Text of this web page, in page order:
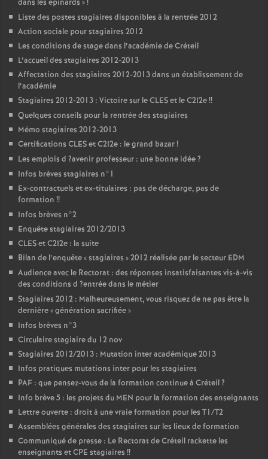
dans les épinards »!
Liste des postes stagiaires disponibles à la rentrée 2012
Action sociale pour stagiaires 2012
Les conditions de stage dans l’académie de Créteil
L’accueil des stagiaires 2012-2013
Affectation des stagiaires 2012-2013 dans un établissement de
l’académie
Stagiaires 2012-2013 : Victoire sur leCLESet le C2I2e!!
Quelques conseils pour la rentrée des stagiaires
Mémo stagiaires 2012-2013
Certifications CLESet C2I2e : le grand bazar!
Les emplois d ?avenir professeur : une bonne idée?
Infos brèves stagiaires n°1
Ex-contractuels et ex-titulaires : pas de décharge, pas de
formation !!
Infos brèves n°2
Enquête stagiaires 2012/2013
CLESet C2I2e : la suite
Bilan de l’enquête «stagiaires » 2012 réalisée par le secteur EDM
Audience avec le Rectorat : des réponses insatisfaisantes vis-à-vis
des conditions d ?entrée dans le métier
Stagiaires 2012 : Malheureusement, vous risquez de ne pas être la
dernière «génération sacrifiée»
Infos brèves n°3
Circulaire stagiaire du 12 nov
Stagiaires 2012/2013 : Mutation inter académique 2013
Infos pratiques mutations inter pour les stagiaires
PAF : que pensez-vous de la formation continue à Créteil?
Info brève 5 : les projets du MEN pour la formation des enseignants
Lettre ouverte : droit à une vraie formation pour les T1/T2
Assemblées générales des stagiaires sur les lieux de formation
Communiqué de presse : Le Rectorat de Créteil rackette les
enseignants etCPE stagiaires !!